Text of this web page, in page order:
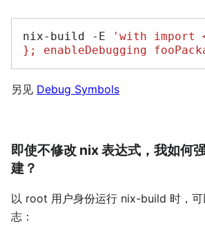
nix-build -E
'with import
}; enableDebugging
另见 Debug Symbols
即使不修改 nix 表达式，我如何
建？
以 root 用户身份运行 nix-build 时，
志：